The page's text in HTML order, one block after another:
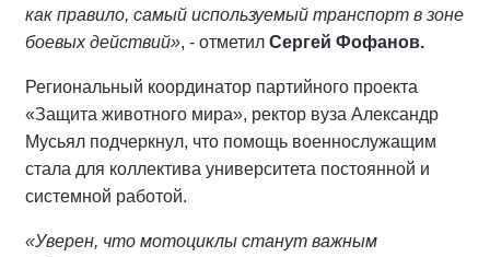
как правило, самый используемый транспорт в зоне
боевых действий», - отметил Сергей Фофанов.
Региональный координатор партийного проекта
«Защита животного мира», ректор вуза Александр
Мусьял подчеркнул, что помощь военнослужащим
стала для коллектива университета постоянной и
системной работой.
«Уверен, что мотоциклы станут важным